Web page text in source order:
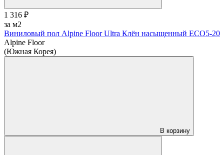
1 316 ₽
за м2
Виниловый пол Alpine Floor Ultra Клён насыщенный ЕСО5-20
Alpine Floor
(Южная Корея)
В корзину